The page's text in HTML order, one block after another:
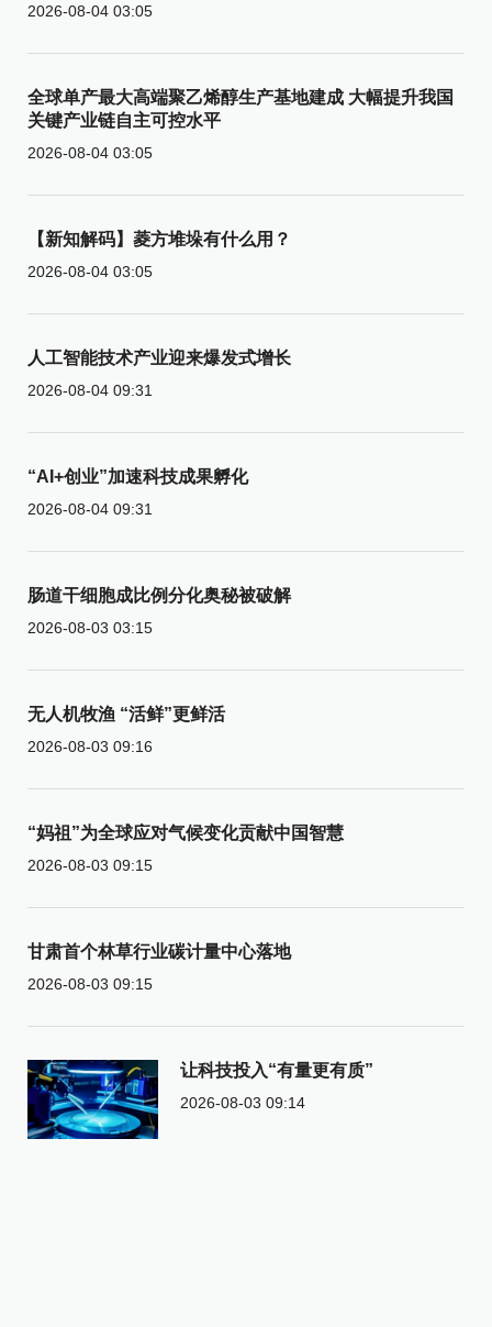
2026-08-04 03:05
全球单产最大高端聚乙烯醇生产基地建成 大幅提升我国
关键产业链自主可控水平
2026-08-04 03:05
【新知解码】菱方堆垛有什么用？
2026-08-04 03:05
人工智能技术产业迎来爆发式增长
2026-08-04 09:31
“AI+创业”加速科技成果孵化
2026-08-04 09:31
肠道干细胞成比例分化奥秘被破解
2026-08-03 03:15
无人机牧渔 “活鲜”更鲜活
2026-08-03 09:16
“妈祖”为全球应对气候变化贡献中国智慧
2026-08-03 09:15
甘肃首个林草行业碳计量中心落地
2026-08-03 09:15
让科技投入“有量更有质”
2026-08-03 09:14